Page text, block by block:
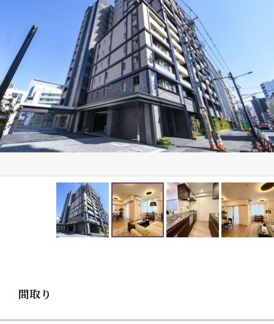
┗┻━━━━━━━━━━━━━━━━━
JR山手線・東急目黒線・東京メトロ南北線・都営三田
線「目黒」駅 徒歩8分 東急目黒線「不動前」駅 徒歩9
分
┏□ 担当者コメント
┗┻━━━━━━━━━━━━━━━━━
この度は「ザ・マジェスティコート目黒」の物件ペー
ジをご覧いただき誠に有難うございます 。
本物件は2018年10月築、総戸数150戸のビッグコミュ
JR山手線をはじめとする計4路線が利用可能な「目
黒」駅まで徒歩8分という、都心各所へのアクセスに
優れた利便性が大きな特徴です 。
お部屋は9階部分の3方向角住戸となっており、ディス
ポーザーやミストサウナ、床暖房などのハイグレード
ゆっくりと室内をご見学いただけます 。
物件の詳細や内覧希望に関しては、ぜひお気軽にお問
間取り